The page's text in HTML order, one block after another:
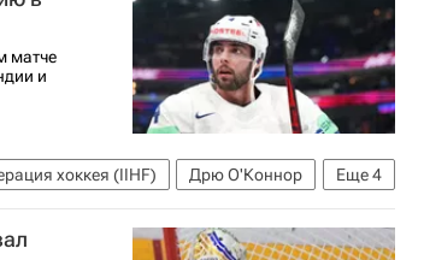
матче
и
Еще4
хоккея (IIHF)
Дрю О'Коннор
хоккею